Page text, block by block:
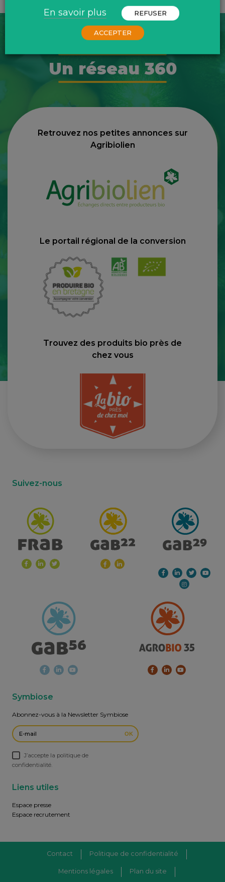
Un réseau 360
Retrouvez nos petites annonces sur
Agribiolien
Le portail régional de la conversion
Trouvez des produits bio près de
chez vous
Suivez-nous
Symbiose
Abonnez-vous à la Newsletter Symbiose
J’accepte la politique de
confidentialité.
OK
Liens utiles
Espace presse
Espace recrutement
Contact Politique de confidentialité
Mentions légales Plan du site
En savoir plus REFUSER
ACCEPTER